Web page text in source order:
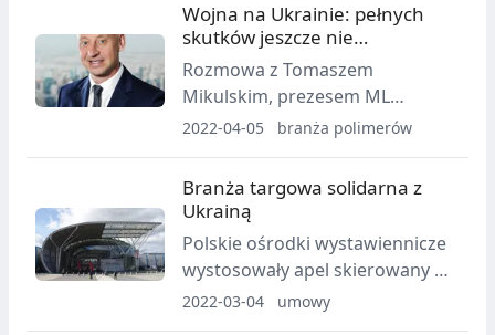
Wojna na Ukrainie: pełnych
skutków jeszcze nie
odczuwamy
Rozmowa z Tomaszem
Mikulskim, prezesem ML
Polyolefins
2022-04-05 branża polimerów
Branża targowa solidarna z
Ukrainą
Polskie ośrodki wystawiennicze
wystosowały apel skierowany do
Światowego Stowarzyszenia
2022-03-04 umowy